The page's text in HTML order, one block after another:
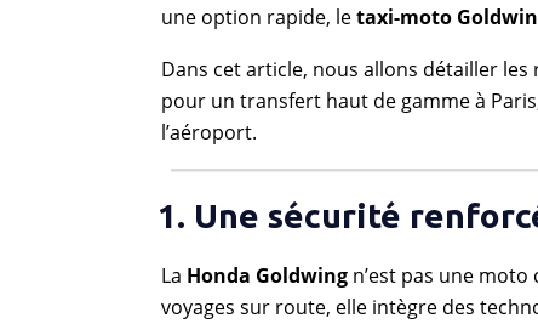
une option rapide, letaxi-moto
Dans cet article, nous allons détailler
pour un transfert haut de gamme à
l’aéroport.
1. Une sécurité
La Honda Goldwingn’est pas une moto
voyages sur route, elle intègre des